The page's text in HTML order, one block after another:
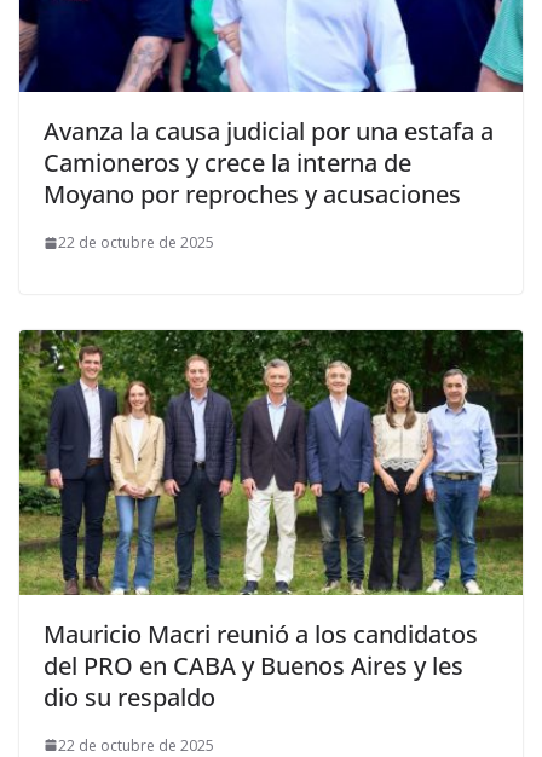
Avanza la causa judicial por una estafa a
Camioneros y crece la interna de
Moyano por reproches y acusaciones
22 de octubre de 2025
Mauricio Macri reunió a los candidatos
del PRO en CABA y Buenos Aires y les
dio su respaldo
22 de octubre de 2025